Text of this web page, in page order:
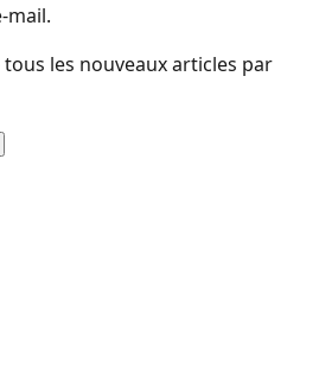
mail.
les nouveaux articles par